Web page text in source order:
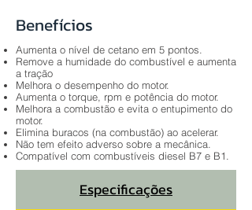
Benefícios
Aumenta o nível de cetano em 5 pontos.
Remove a humidade do combustível e aumenta
a tração
Melhora o desempenho do motor.
Aumenta o torque, rpm e potência do motor.
Melhora a combustão e evita o entupimento do
motor.
Elimina buracos (na combustão) ao acelerar.
Não tem efeito adverso sobre a mecânica.
Compatível com combustíveis diesel B7 e B1.
Especificações